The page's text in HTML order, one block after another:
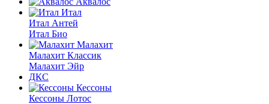
Итал
Итал Антей
Итал Био
Малахит
Малахит Классик
Малахит Эйр
ДКС
Кессоны
Кессоны Лотос